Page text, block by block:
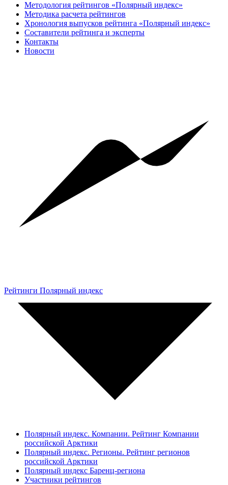
Методология рейтингов «Полярный индекс»
Методика расчета рейтингов
Хронология выпусков рейтинга «Полярный индекс»
Составители рейтинга и эксперты
Контакты
Новости
Рейтинги Полярный индекс
Полярный индекс. Компании. Рейтинг Компании
российской Арктики
Полярный индекс. Регионы. Рейтинг регионов
российской Арктики
Полярный индекс Баренц-региона
Участники рейтингов